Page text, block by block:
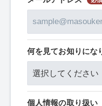
何を見てお知りにな
個⼈情報の取り扱い